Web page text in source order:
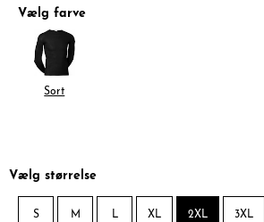
Vælg farve
Sort
Vælg størrelse
S M L XL 2XL 3XL